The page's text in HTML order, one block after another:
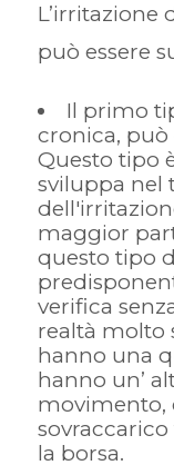
L’irritazione
può essere
Il primo
cronica,
Questo tipo
sviluppa nel
maggior
questo tipo
verifica
realtà molto
hanno una
hanno un’
movimento,
la borsa.